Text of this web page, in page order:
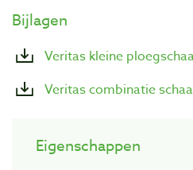
Bijlagen
Veritas kleine
Veritas combinatie
Eigenschappen